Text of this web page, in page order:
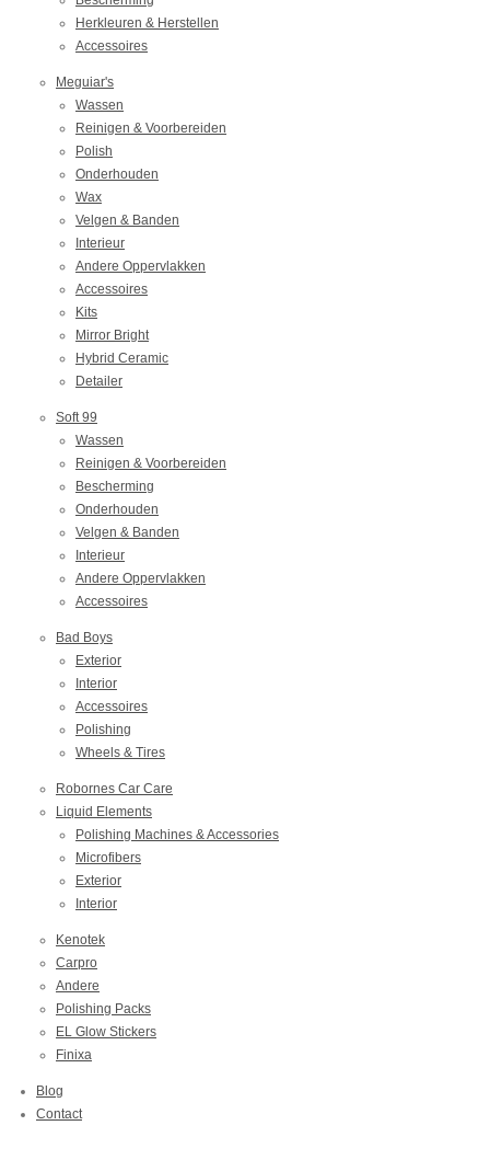
Herkleuren & Herstellen
Accessoires
Meguiar's
Wassen
Reinigen & Voorbereiden
Polish
Onderhouden
Wax
Velgen & Banden
Interieur
Andere Oppervlakken
Accessoires
Kits
Mirror Bright
Hybrid Ceramic
Detailer
Soft 99
Wassen
Reinigen & Voorbereiden
Bescherming
Onderhouden
Velgen & Banden
Interieur
Andere Oppervlakken
Accessoires
Bad Boys
Exterior
Interior
Accessoires
Polishing
Wheels & Tires
Robornes Car Care
Liquid Elements
Polishing Machines & Accessories
Microfibers
Exterior
Interior
Kenotek
Carpro
Andere
Polishing Packs
EL Glow Stickers
Finixa
Blog
Contact